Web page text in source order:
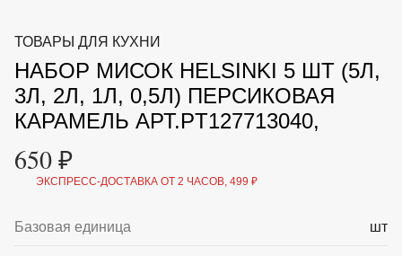
МАЛАЯ МЕХАНИЗАЦИЯ
ОТПУГИВАТЕЛИ ОТ ПТИЦ, НАСЕКОМЫХ И
ГРЫЗУНОВ
САДОВАЯ ОДЕЖДА И ОБУВЬ
САДОВЫЙ ИНСТРУМЕНТ
СЕМЕНА
ТОВАРЫ ДЛЯ БАНЬ И САУН
ТОВАРЫ ДЛЯ ПОЛИВА
ХОЗ ТОВАРЫ
УХОД
+7 (495) 197 87
87
ТОВАРЫ ДЛЯ КУХНИ
НАБОР МИСОК HELSINKI 5 ШТ (5Л,
3Л, 2Л, 1Л, 0,5Л) ПЕРСИКОВАЯ
КАРАМЕЛЬ АРТ.PT127713040,
650 ₽
ЭКСПРЕСС-ДОСТАВКА ОТ 2 ЧАСОВ, 499 ₽
Базовая единица шт